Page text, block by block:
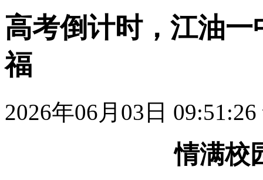
高考倒计时，江油
福
2026年06月03日 09:51:26
情满校